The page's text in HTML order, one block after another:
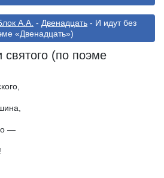
А.А. - Двенадцать - И идут без
«Двенадцать»)
(по поэме
—